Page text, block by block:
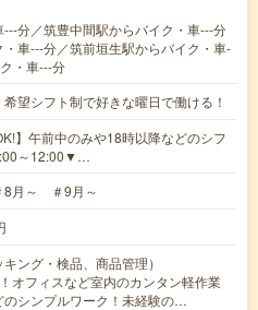
分／筑豊中間駅からバイク・車---分
・車---分／筑前垣生駅からバイク・車-
・車---分
望シフト制で好きな曜日で働ける！
】午前中のみや18時以降などのシフ
～12:00▼…
8月～ ＃9月～
ング・検品、商品管理）
オフィスなど室内のカンタン軽作業
のシンプルワーク！未経験の…